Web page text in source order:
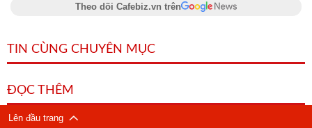
Theo dõi Cafebiz.vn trên
TIN CÙNG CHUYÊN MỤC
ĐỌC THÊM
Lên đầu trang